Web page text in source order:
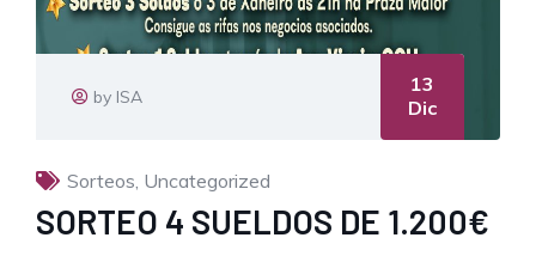
by ISA
13
Dic
Sorteos, Uncategorized
SORTEO 4 SUELDOS DE 1.200€